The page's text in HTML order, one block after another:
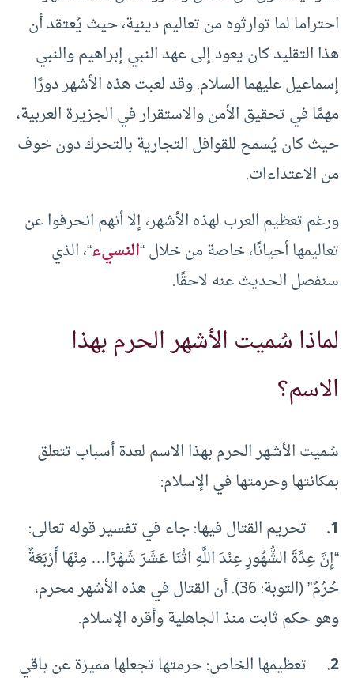
احتراما لما توارثوه من تعاليم دينية، حيث يُعتقد أن
هذا التقليد كان يعود إلى عهد النبي إبراهيم والنبي
إسماعيل عليهما السلام. وقد لعبت هذه الأشهر دورًا
مهمًا في تحقيق الأمن والاستقرار في الجزيرة العربية،
حيث كان يُسمح للقوافل التجارية بالتحرك دون خوف
من الاعتداءات.
ورغم تعظيم العرب لهذه الأشهر، إلا أنهم انحرفوا عن
تعاليمها أحيانًا، خاصة من خلال “النسيء“، الذي
سنفصل الحديث عنه لاحقًا.
لماذا سُميت الأشهر الحرم بهذا
الاسم؟
سُميت الأشهر الحرم بهذا الاسم لعدة أسباب تتعلق
بمكانتها وحرمتها في الإسلام:
1.
تحريم القتال فيها: جاء في تفسير قوله تعالى:
“إِنَّ عِدَّةَ الشُّهُورِ عِنْدَ اللَّهِ اثْنَا عَشَرَ شَهْرًا… مِنْهَا أَرْبَعَةٌ
حُرُمٌ” (التوبة: 36). أن القتال في هذه الأشهر محرم،
وهو حكم ثابت منذ الجاهلية وأقره الإسلام.
2.
تعظيمها الخاص: حرمتها تجعلها مميزة عن باقي